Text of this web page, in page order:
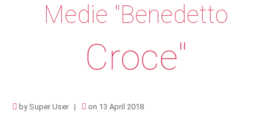
Medie "Benedetto
Croce"
by Super User on 13 April 2018